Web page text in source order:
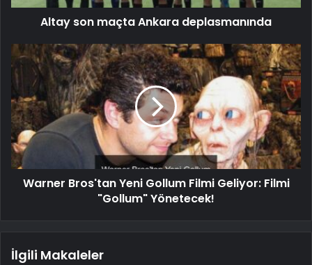
Altay son maçta Ankara deplasmanında
Warner Bros'tan Yeni Gollum Filmi Geliyor: Filmi
"Gollum" Yönetecek!
İlgili Makaleler